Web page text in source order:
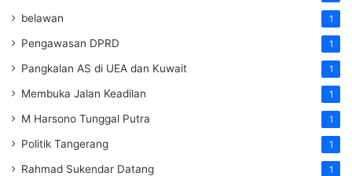
belawan 1
Pengawasan DPRD 1
Pangkalan AS di UEA dan Kuwait 1
Membuka Jalan Keadilan 1
M Harsono Tunggal Putra 1
Politik Tangerang 1
Rahmad Sukendar Datang 1